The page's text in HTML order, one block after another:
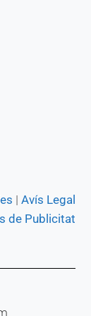
| Avís Legal
de Publicitat